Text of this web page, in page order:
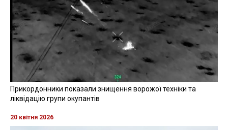
Прикордонники показали знищення ворожої техніки та
ліквідацію групи окупантів
20 квітня 2026